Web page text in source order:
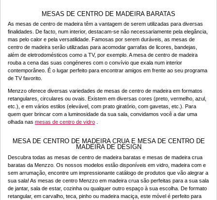
MESAS DE CENTRO DE MADEIRA BARATAS
As mesas de centro de madeira têm a vantagem de serem utilizadas para diversas
finalidades. De facto, num interior, destacam-se não necessariamente pela elegância,
mas pelo calor e pela versatilidade. Famosas por serem duráveis, as mesas de
centro de madeira serão utilizadas para acomodar garrafas de licores, bandejas,
além de eletrodomésticos como a TV, por exemplo. A mesa de centro de madeira
rouba a cena das suas congéneres com o convívio que exala num interior
contemporâneo. É o lugar perfeito para encontrar amigos em frente ao seu programa
de TV favorito.
Menzzo oferece diversas variedades de mesas de centro de madeira em formatos
retangulares, circulares ou ovais. Existem em diversas cores (preto, vermelho, azul,
etc.), e em vários estilos (elevável, com prato giratório, com gavetas, etc.). Para
quem quer brincar com a luminosidade da sua sala, convidamos você a dar uma
olhada nas mesas de centro de vidro
MESA DE CENTRO DE MADEIRA CRUA E MESA DE CENTRO DE
MADEIRA DE DESIGN
Descubra todas as mesas de centro de madeira baratas e mesas de madeira crua
baratas da Menzzo. Os nossos modelos estão disponíveis em vidro, madeira com e
sem arrumação, encontre um impressionante catálogo de produtos que vão alegrar a
sua sala! As mesas de centro Menzzo em madeira crua são perfeitas para a sua sala
de jantar, sala de estar, cozinha ou qualquer outro espaço à sua escolha. De formato
retangular, em carvalho, teca, pinho ou madeira maciça, este móvel é perfeito para